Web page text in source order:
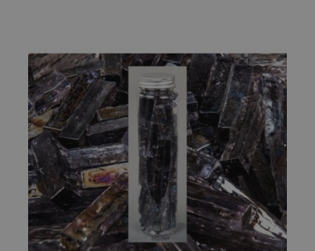
AÑADIR AL CARRITO
/
DETALLES